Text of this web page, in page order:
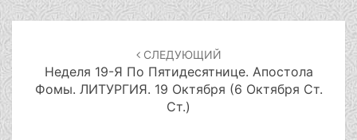
по
записям
СЛЕДУЮЩИЙ
Неделя 19-Я По Пятидесятнице. Апостола
Фомы. ЛИТУРГИЯ. 19 Октября (6 Октября Ст.
Ст.)